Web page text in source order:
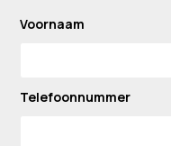
Voornaam
Telefoonnummer